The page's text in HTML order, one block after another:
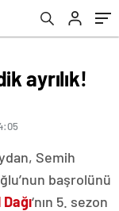
ayrılık!
Semih
başrolünü
‘nın 5. sezon